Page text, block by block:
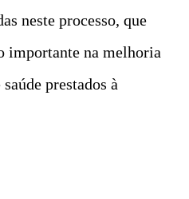
neste processo, que
importante na melhoria
prestados à